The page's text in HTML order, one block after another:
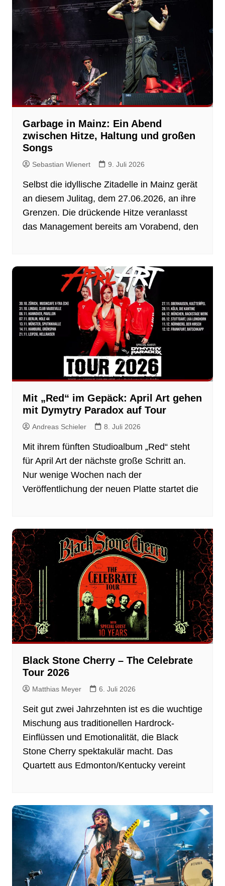
Garbage in Mainz: Ein Abend
zwischen Hitze, Haltung und großen
Songs
Sebastian Wienert 9. Juli 2026
Selbst die idyllische Zitadelle in Mainz gerät
an diesem Julitag, dem 27.06.2026, an ihre
Grenzen. Die drückende Hitze veranlasst
das Management bereits am Vorabend, den
Mit „Red“ im Gepäck: April Art gehen
mit Dymytry Paradox auf Tour
Andreas Schieler 8. Juli 2026
Mit ihrem fünften Studioalbum „Red“ steht
für April Art der nächste große Schritt an.
Nur wenige Wochen nach der
Veröffentlichung der neuen Platte startet die
Black Stone Cherry – The Celebrate
Tour 2026
Matthias Meyer 6. Juli 2026
Seit gut zwei Jahrzehnten ist es die wuchtige
Mischung aus traditionellen Hardrock-
Einflüssen und Emotionalität, die Black
Stone Cherry spektakulär macht. Das
Quartett aus Edmonton/Kentucky vereint